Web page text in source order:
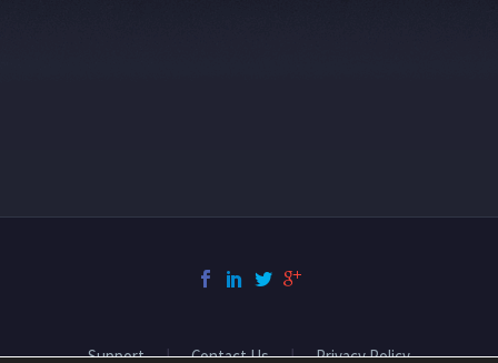
Support Contact Us Privacy Policy